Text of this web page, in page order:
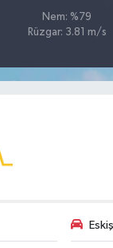
Nem: %79
Rüzgar: 3.81 m/s